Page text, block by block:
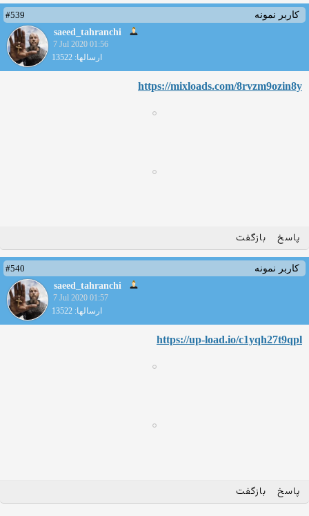
کاربر نمونه
#539
saeed_tahranchi
7 Jul 2020 01:56
ارسالها: 13522
https://mixloads.com/8rvzm9ozin8y
پاسخ بازگفت
کاربر نمونه
#540
saeed_tahranchi
7 Jul 2020 01:57
ارسالها: 13522
https://up-load.io/c1yqh27t9qpl
پاسخ بازگفت